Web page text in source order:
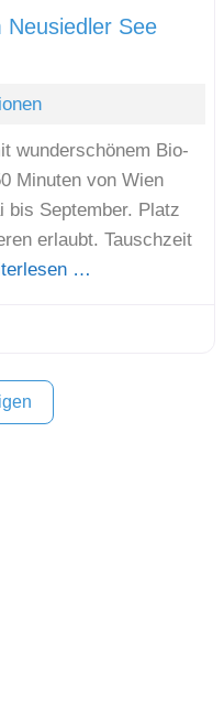
See
wunderschönem Bio-
Minuten von Wien
bis September. Platz
erlaubt. Tauschzeit
…